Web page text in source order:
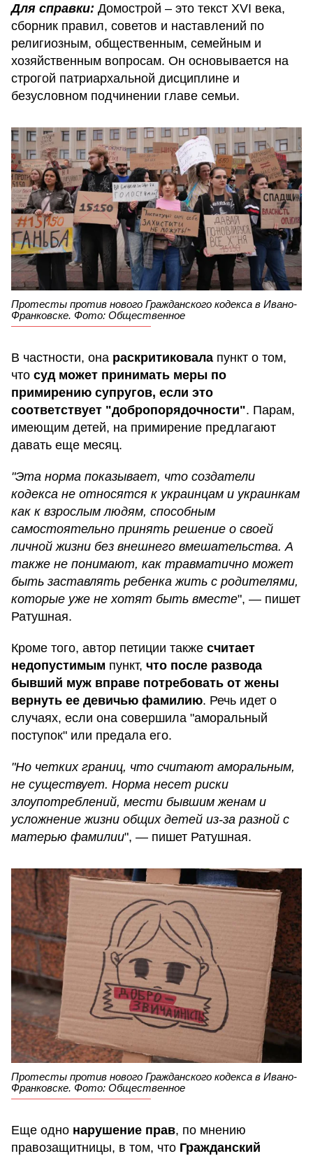
Для справки: Домострой – это текст XVI века,
сборник правил, советов и наставлений по
религиозным, общественным, семейным и
хозяйственным вопросам. Он основывается на
строгой патриархальной дисциплине и
безусловном подчинении главе семьи.
Протесты против нового Гражданского кодекса в Ивано-
Франковске. Фото: Общественное
В частности, она раскритиковала пункт о том,
что суд может принимать меры по
примирению супругов, если это
соответствует "добропорядочности". Парам,
имеющим детей, на примирение предлагают
давать еще месяц.
"Эта норма показывает, что создатели
кодекса не относятся к украинцам и украинкам
как к взрослым людям, способным
самостоятельно принять решение о своей
личной жизни без внешнего вмешательства. А
также не понимают, как травматично может
быть заставлять ребенка жить с родителями,
которые уже не хотят быть вместе", — пишет
Ратушная.
Кроме того, автор петиции также считает
недопустимым пункт, что после развода
бывший муж вправе потребовать от жены
вернуть ее девичью фамилию. Речь идет о
случаях, если она совершила "аморальный
поступок" или предала его.
"Но четких границ, что считают аморальным,
не существует. Норма несет риски
злоупотреблений, мести бывшим женам и
усложнение жизни общих детей из-за разной с
матерью фамилии", — пишет Ратушная.
Протесты против нового Гражданского кодекса в Ивано-
Франковске. Фото: Общественное
Еще одно нарушение прав, по мнению
правозащитницы, в том, что Гражданский